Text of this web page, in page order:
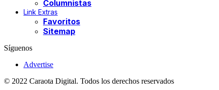
Columnistas
Link Extras
Favoritos
Sitemap
Síguenos
Advertise
© 2022 Caraota Digital. Todos los derechos reservados